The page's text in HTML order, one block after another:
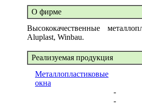
О фирме
Высококачественные
Aluplast, Winbau.
Реализуемая продукция
Металлопластиковые
окна
-
-